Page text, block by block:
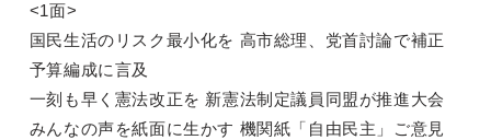
<1面>
国民生活のリスク最小化を 高市総理、党首討論で補正
予算編成に言及
一刻も早く憲法改正を 新憲法制定議員同盟が推進大会
みんなの声を紙面に生かす 機関紙「自由民主」ご意見